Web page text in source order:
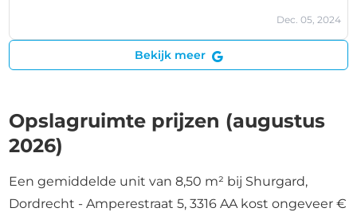
Dec. 05, 2024
Bekijk meer
Opslagruimte prijzen (augustus
2026)
Een gemiddelde unit van 8,50 m² bij Shurgard,
Dordrecht - Amperestraat 5, 3316 AA kost ongeveer €